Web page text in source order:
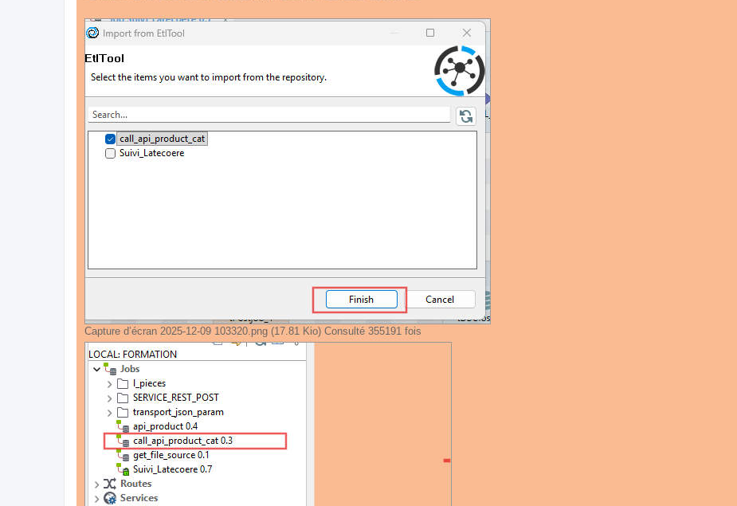
Capture d’écran 2025-12-09 103320.png (17.81 Kio) Consulté 355191 fois